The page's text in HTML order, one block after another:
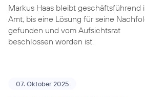
Markus Haas bleibt geschäftsführend
Amt, bis eine Lösung für seine
gefunden und vom Aufsichtsrat
beschlossen worden ist.
07. Oktober 2025